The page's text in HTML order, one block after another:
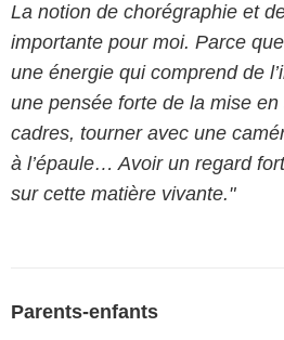
La notion de chorégraphie et
importante pour moi. Parce
une énergie qui comprend de
une pensée forte de la mise
cadres, tourner avec une
à l’épaule… Avoir un regard
sur cette matière vivante."
Parents-enfants